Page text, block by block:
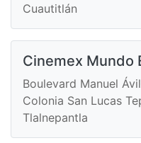
Cuautitlán
Cinemex Mundo
Boulevard Manuel
Colonia San Lucas
Tlalnepantla